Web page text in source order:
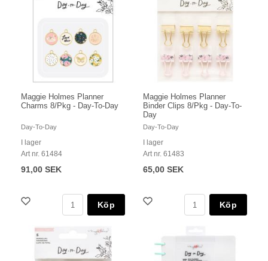
Maggie Holmes Planner
Charms 8/Pkg - Day-To-Day
Day-To-Day
I lager
Art nr. 61484
91,00 SEK
Köp
Maggie Holmes Planner
Binder Clips 8/Pkg - Day-To-
Day
Day-To-Day
I lager
Art nr. 61483
65,00 SEK
Köp